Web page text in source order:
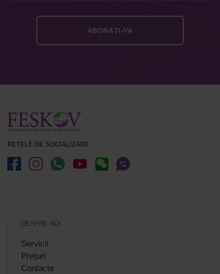
REȚELE DE SOCIALIZARE
DESPRE NOI
Servicii
Preţuri
Contacte